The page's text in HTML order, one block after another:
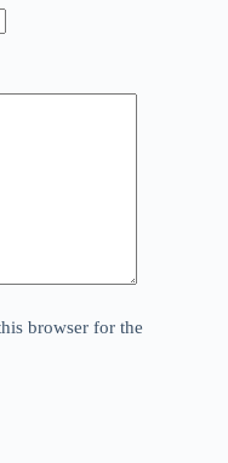
browser for the